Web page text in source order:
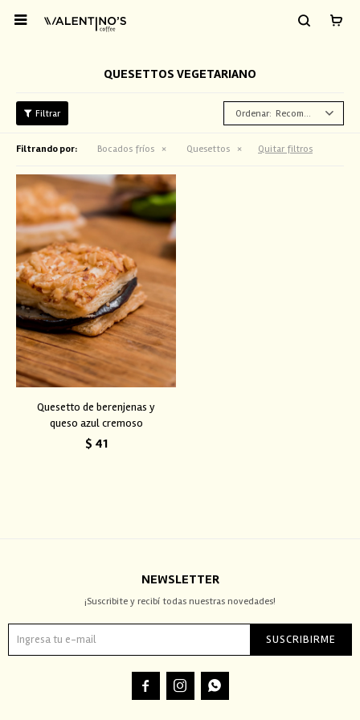

QUESETTOS VEGETARIANO
Recomendados
Filtrando por: Bocados fríos Quesettos Quitar filtros
Quesetto de berenjenas y
queso azul cremoso
$ 41
NEWSLETTER
¡Suscribite y recibí todas nuestras novedades!
SUSCRIBIRME
  